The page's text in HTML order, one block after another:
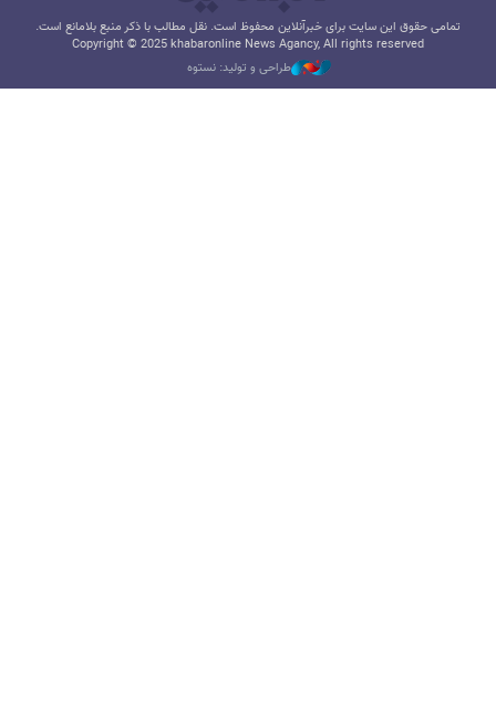
تمامی حقوق این سایت برای خبرآنلاین محفوظ است. نقل مطالب با ذکر منبع بلامانع است.
Copyright © 2025 khabaronline News Agancy, All rights reserved
طراحی و تولید: نستوه